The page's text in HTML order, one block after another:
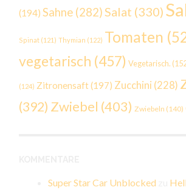
(194) Sahne (282) Salat (330)
Spinat (121) Thymian (122) Tomaten
vegetarisch (457) Vegetarisch.
(124) Zitronensaft(197) Zucchini (228)
(392) Zwiebel (403) Zwiebeln (140)
Super Star Car Unblocked